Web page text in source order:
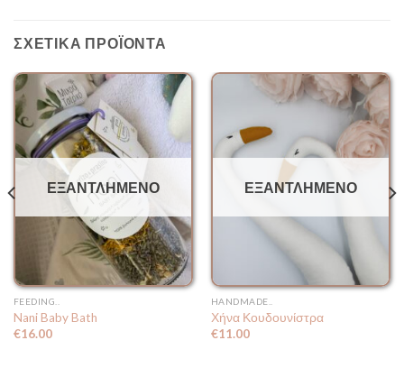
ΣΧΕΤΙΚΆ ΠΡΟΪΌΝΤΑ
ΕΞΑΝΤΛΗΜΈΝΟ
FEEDING..
Nani Baby Bath
€16.00
ΕΞΑΝΤΛΗΜΈΝΟ
HANDMADE..
Χήνα Κουδουνίστρα
€11.00